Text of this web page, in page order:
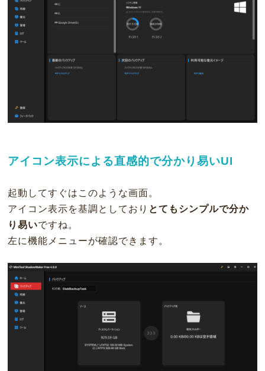
アイコン表示による直感的で分かり易いUI
起動してすぐはこのような画面。
アイコン表示を基調としており とてもシンプルで分か
り易いですね。
左に機能メニューが確認できます。